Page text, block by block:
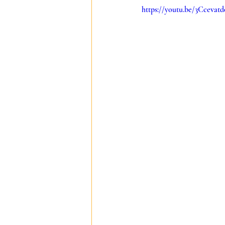
https://youtu.be/